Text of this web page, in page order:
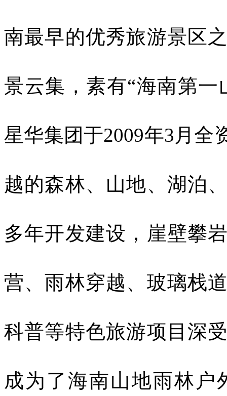
南最早的优秀旅游景区
景云集，素有“海南第一
星华集团于2009年3 月全
越的森林、山地、湖泊
多年开发建设，崖壁攀
营、雨林穿越、玻璃栈
科普等特色旅游项目深
成为了海南山地雨林户